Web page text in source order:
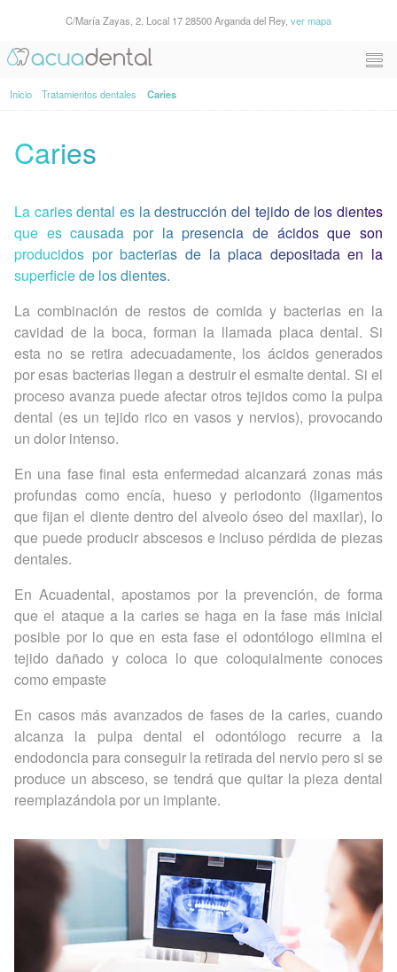
C/María Zayas, 2. Local 17 28500 Arganda del Rey, ver mapa
Inicio Tratamientos dentales Caries
Caries
La caries dental es la destrucción del tejido de los dientes
que es causada por la presencia de ácidos que son
producidos por bacterias de la placa depositada en la
superficie de los dientes.
La combinación de restos de comida y bacterias en la
cavidad de la boca, forman la llamada placa dental. Si
esta no se retira adecuadamente, los ácidos generados
por esas bacterias llegan a destruir el esmalte dental. Si el
proceso avanza puede afectar otros tejidos como la pulpa
dental (es un tejido rico en vasos y nervios), provocando
un dolor intenso.
En una fase final esta enfermedad alcanzará zonas más
profundas como encía, hueso y periodonto (ligamentos
que fijan el diente dentro del alveolo óseo del maxilar), lo
que puede producir abscesos e incluso pérdida de piezas
dentales.
En Acuadental, apostamos por la prevención, de forma
que el ataque a la caries se haga en la fase más inicial
posible por lo que en esta fase el odontólogo elimina el
tejido dañado y coloca lo que coloquialmente conoces
como empaste
En casos más avanzados de fases de la caries, cuando
alcanza la pulpa dental el odontólogo recurre a la
endodoncia para conseguir la retirada del nervio pero si se
produce un absceso, se tendrá que quitar la pieza dental
reemplazándola por un implante.